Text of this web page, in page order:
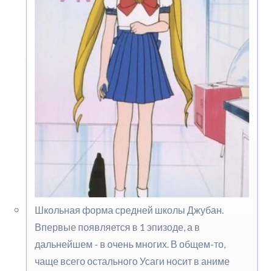
Школьная форма средней школы Джубан.
Впервые появляется в 1 эпизоде, а в
дальнейшем - в очень многих. В общем-то,
чаще всего остального Усаги носит в аниме